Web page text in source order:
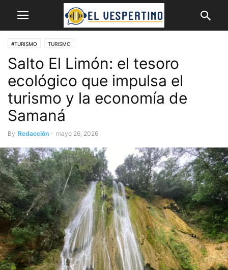
#TURISMO TURISMO
Salto El Limón: el tesoro
ecológico que impulsa el
turismo y la economía de
Samaná
By Redacción - mayo 26, 2026